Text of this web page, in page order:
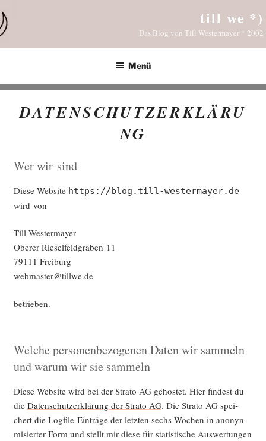
Inhalt
springen
till we *)
Das Blog von Till Westermayer * 2002
Menü
DATENSCHUTZERKLÄRU
NG
Wer wir sind
Die­se Web­site https://blog.till-westermayer.de
wird von
Till Wes­ter­may­er
Obe­rer Rie­sel­feld­gra­ben 11
79111 Freiburg
webmaster@tillwe.de
betrie­ben.
Welche personenbezogenen Daten wir sammeln
und warum wir sie sammeln
Die­se Web­site wird bei der Stra­to AG gehos­tet. Hier fin­dest du
die Daten­schutz­er­klä­rung der Stra­to AG. Die Stra­to AG spei­
chert die Log­file-Ein­trä­ge der letz­ten sechs Wochen in anonyn­
mi­sier­ter Form und stellt mir die­se für sta­tis­ti­sche Aus­wer­tun­gen